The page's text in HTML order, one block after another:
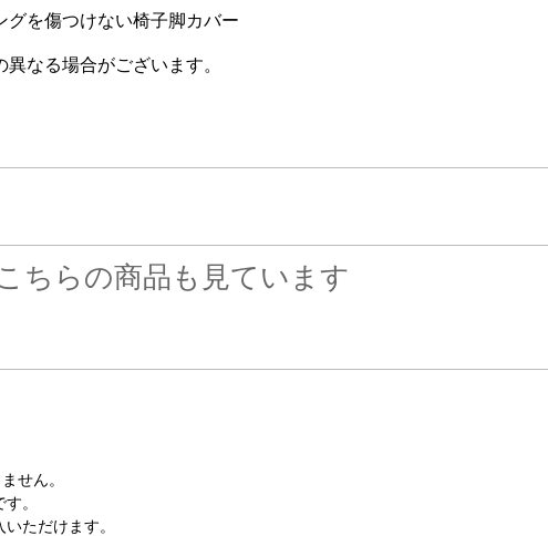
を傷つけない椅子脚カバー
なる場合がございます。
ちらの商品も見ています
せん。
。
ただけます。